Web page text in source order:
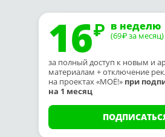
16 в неделю
(69₽ за месяц)
за полный доступ к новым и
материалам + отключение
на проектах «МОЁ!» при
на 1 месяц